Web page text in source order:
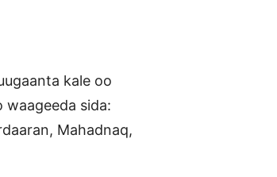
kale oo
sida:
Mahadnaq,